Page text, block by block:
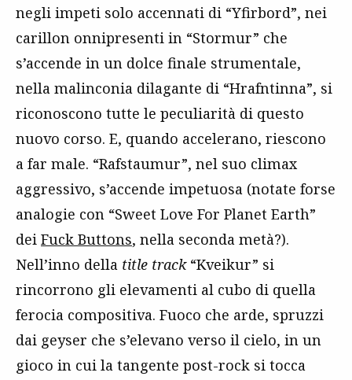
negli impeti solo accennati di “Yfirbord”, nei
carillon onnipresenti in “Stormur” che
s’accende in un dolce finale strumentale,
nella malinconia dilagante di “Hrafntinna”, si
riconoscono tutte le peculiarità di questo
nuovo corso. E, quando accelerano, riescono
a far male. “Rafstaumur”, nel suo climax
aggressivo, s’accende impetuosa (notate forse
analogie con “Sweet Love For Planet Earth”
dei Fuck Buttons, nella seconda metà?).
Nell’inno della title track“Kveikur” si
rincorrono gli elevamenti al cubo di quella
ferocia compositiva. Fuoco che arde, spruzzi
dai geyser che s’elevano verso il cielo, in un
gioco in cui la tangente post-rock si tocca